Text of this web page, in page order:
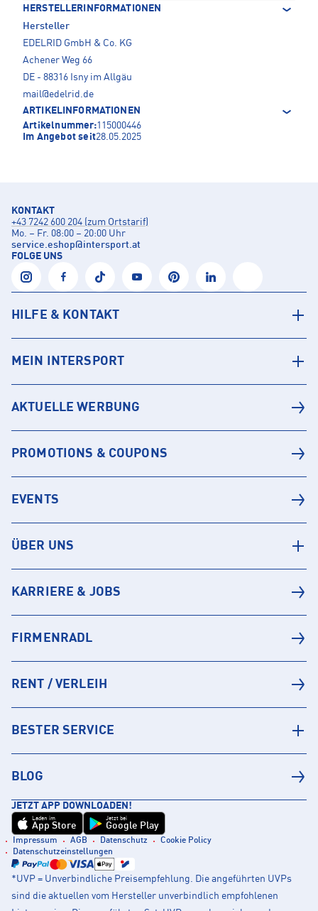
HERSTELLERINFORMATIONEN
Hersteller
EDELRID GmbH & Co. KG
Achener Weg 66
DE - 88316 Isny im Allgäu
mail@edelrid.de
ARTIKELINFORMATIONEN
Artikelnummer:115000446
Im Angebot seit28.05.2025
KONTAKT
+43 7242 600 204 (zum Ortstarif)
Mo. – Fr. 08:00 – 20:00 Uhr
service.eshop@intersport.at
FOLGE UNS
HILFE & KONTAKT
MEIN INTERSPORT
AKTUELLE WERBUNG
PROMOTIONS & COUPONS
EVENTS
ÜBER UNS
KARRIERE & JOBS
FIRMENRADL
RENT / VERLEIH
BESTER SERVICE
BLOG
JETZT APP DOWNLOADEN!
Laden im
App Store
Jetzt bei
Google Play
Impressum AGB Datenschutz
Cookie Policy
Datenschutzeinstellungen
*UVP = Unverbindliche Preisempfehlung. Die angeführten UVPs
sind die aktuellen vom Hersteller unverbindlich empfohlenen